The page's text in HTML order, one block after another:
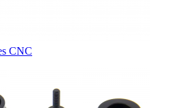
CNC